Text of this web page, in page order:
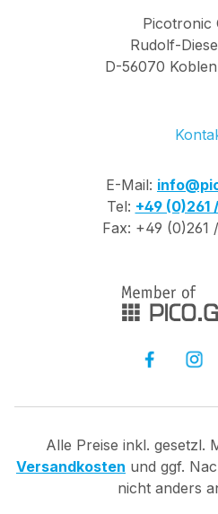
Picotronic
Rudolf-
D-56070
E-Mail:
Tel: +49 (0)261
Fax: +49 (0)261
Alle Preise inkl. gesetzl.
Versandkosten und ggf.
nicht anders